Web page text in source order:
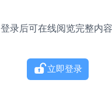
登录后可在线阅览完整内容
立即登录